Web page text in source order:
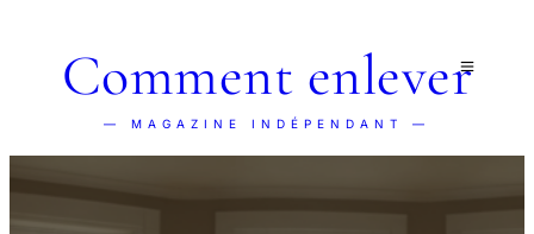
Comment enlever
— MAGAZINE INDÉPENDANT —